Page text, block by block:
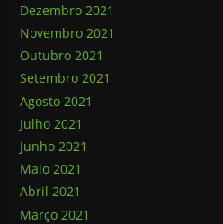
Dezembro 2021
Novembro 2021
Outubro 2021
Setembro 2021
Agosto 2021
Julho 2021
Junho 2021
Maio 2021
Abril 2021
Março 2021